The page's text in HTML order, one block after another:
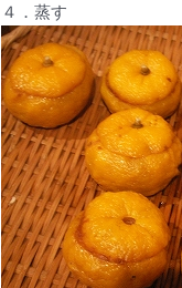
４．蒸す